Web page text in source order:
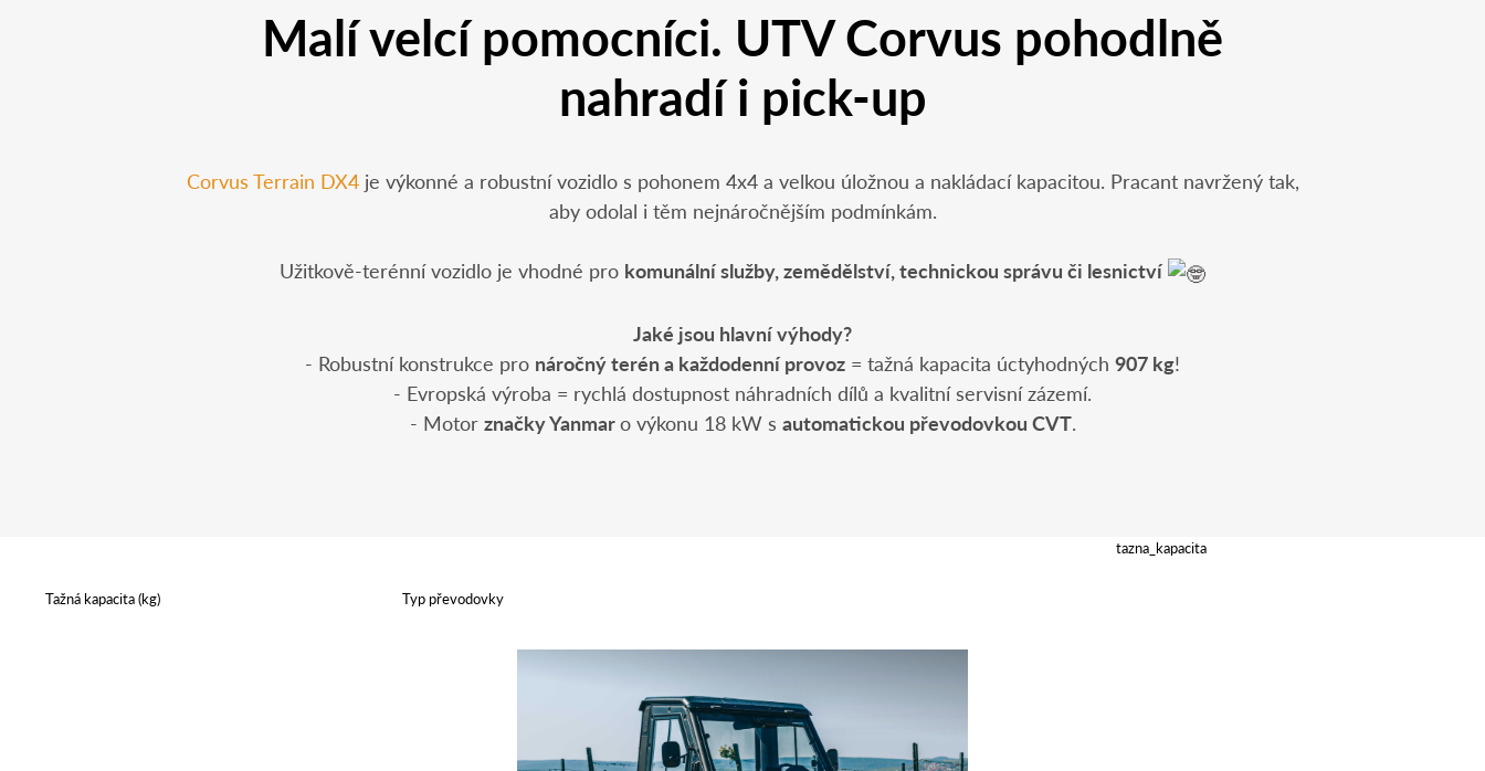
Malí velcí pomocníci. UTV Corvus pohodlně
nahradí i pick-up
Corvus Terrain DX4je výkonné a robustní vozidlo s pohonem 4x4 a velkou úložnou a nakládací kapacitou. Pracant navržený tak,
aby odolal i těm nejnáročnějším podmínkám.
Užitkově-terénní vozidlo je vhodné pro komunální služby, zemědělství, technickou správu či lesnictví
Jaké jsou hlavní výhody?
- Robustní konstrukce pro náročný terén a každodenní provoz = tažná kapacita úctyhodných 907 kg!
- Evropská výroba = rychlá dostupnost náhradních dílů a kvalitní servisní zázemí.
- Motor značky Yanmaro výkonu 18 kW s automatickou převodovkou CVT.
tazna_kapacita
Tažná kapacita (kg) Typ převodovky